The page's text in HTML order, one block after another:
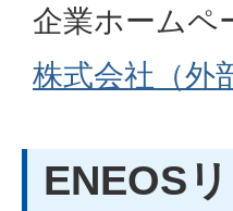
企業ホームペ
株式会社（外
ENEOS